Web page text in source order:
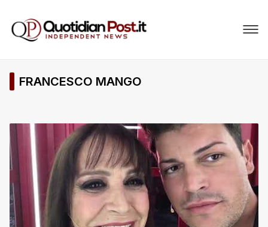
FRANCESCO MANGO